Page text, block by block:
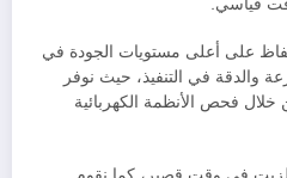
على أعلى مستويات الجودة في
والدقة في التنفيذ، حيث نوفر
فحص الأنظمة الكهربائية